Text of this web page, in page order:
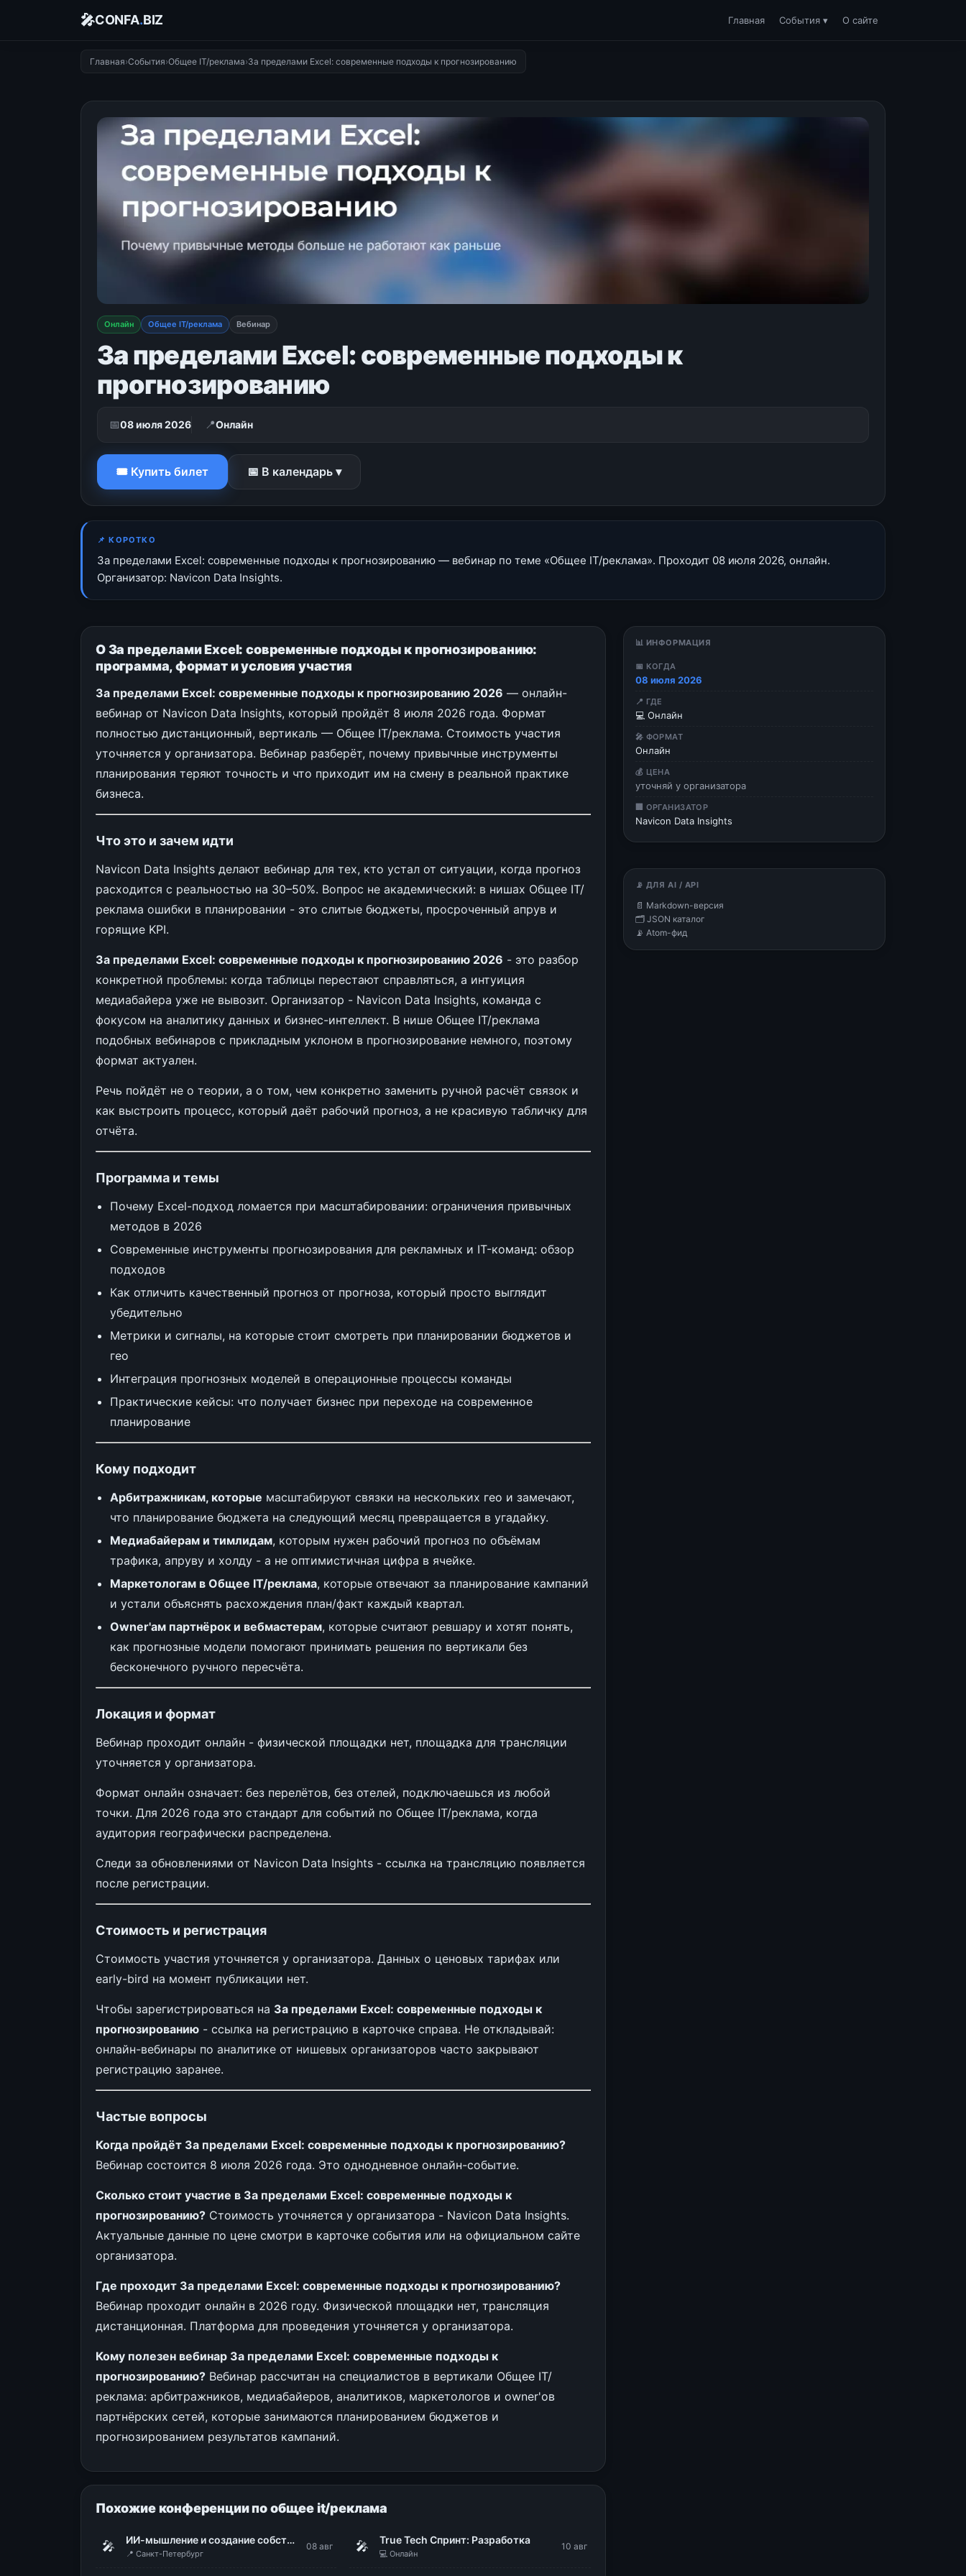
🎤CONFA.BIZ Главная События ▾ О сайте
Главная›События›Общее IT/реклама›За пределами Excel: современные подходы к прогнозированию
Онлайн Общее IT/реклама Вебинар
За пределами Excel: современные подходы к
прогнозированию
📅08 июля 2026 📍Онлайн
🎟 Купить билет 📅 В календарь ▾
📌 КОРОТКО
За пределами Excel: современные подходы к прогнозированию — вебинар по теме «Общее IT/реклама». Проходит 08 июля 2026, онлайн.
Организатор: Navicon Data Insights.
О За пределами Excel: современные подходы к прогнозированию:
программа, формат и условия участия
За пределами Excel: современные подходы к прогнозированию 2026 — онлайн-
вебинар от Navicon Data Insights, который пройдёт 8 июля 2026 года. Формат
полностью дистанционный, вертикаль — Общее IT/реклама. Стоимость участия
уточняется у организатора. Вебинар разберёт, почему привычные инструменты
планирования теряют точность и что приходит им на смену в реальной практике
бизнеса.
Что это и зачем идти
Navicon Data Insights делают вебинар для тех, кто устал от ситуации, когда прогноз
расходится с реальностью на 30–50%. Вопрос не академический: в нишах Общее IT/
реклама ошибки в планировании - это слитые бюджеты, просроченный апрув и
горящие KPI.
За пределами Excel: современные подходы к прогнозированию 2026 - это разбор
конкретной проблемы: когда таблицы перестают справляться, а интуиция
медиабайера уже не вывозит. Организатор - Navicon Data Insights, команда с
фокусом на аналитику данных и бизнес-интеллект. В нише Общее IT/реклама
подобных вебинаров с прикладным уклоном в прогнозирование немного, поэтому
формат актуален.
Речь пойдёт не о теории, а о том, чем конкретно заменить ручной расчёт связок и
как выстроить процесс, который даёт рабочий прогноз, а не красивую табличку для
отчёта.
Программа и темы
Почему Excel-подход ломается при масштабировании: ограничения привычных
методов в 2026
Современные инструменты прогнозирования для рекламных и IT-команд: обзор
подходов
Как отличить качественный прогноз от прогноза, который просто выглядит
убедительно
Метрики и сигналы, на которые стоит смотреть при планировании бюджетов и
гео
Интеграция прогнозных моделей в операционные процессы команды
Практические кейсы: что получает бизнес при переходе на современное
планирование
Кому подходит
Арбитражникам, которые масштабируют связки на нескольких гео и замечают,
что планирование бюджета на следующий месяц превращается в угадайку.
Медиабайерам и тимлидам, которым нужен рабочий прогноз по объёмам
трафика, апруву и холду - а не оптимистичная цифра в ячейке.
Маркетологам в Общее IT/реклама, которые отвечают за планирование кампаний
и устали объяснять расхождения план/факт каждый квартал.
Owner'ам партнёрок и вебмастерам, которые считают ревшару и хотят понять,
как прогнозные модели помогают принимать решения по вертикали без
бесконечного ручного пересчёта.
Локация и формат
Вебинар проходит онлайн - физической площадки нет, площадка для трансляции
уточняется у организатора.
Формат онлайн означает: без перелётов, без отелей, подключаешься из любой
точки. Для 2026 года это стандарт для событий по Общее IT/реклама, когда
аудитория географически распределена.
Следи за обновлениями от Navicon Data Insights - ссылка на трансляцию появляется
после регистрации.
Стоимость и регистрация
Стоимость участия уточняется у организатора. Данных о ценовых тарифах или
early-bird на момент публикации нет.
Чтобы зарегистрироваться на За пределами Excel: современные подходы к
прогнозированию - ссылка на регистрацию в карточке справа. Не откладывай:
онлайн-вебинары по аналитике от нишевых организаторов часто закрывают
регистрацию заранее.
Частые вопросы
Когда пройдёт За пределами Excel: современные подходы к прогнозированию?
Вебинар состоится 8 июля 2026 года. Это однодневное онлайн-событие.
Сколько стоит участие в За пределами Excel: современные подходы к
прогнозированию? Стоимость уточняется у организатора - Navicon Data Insights.
Актуальные данные по цене смотри в карточке события или на официальном сайте
организатора.
Где проходит За пределами Excel: современные подходы к прогнозированию?
Вебинар проходит онлайн в 2026 году. Физической площадки нет, трансляция
дистанционная. Платформа для проведения уточняется у организатора.
Кому полезен вебинар За пределами Excel: современные подходы к
прогнозированию? Вебинар рассчитан на специалистов в вертикали Общее IT/
реклама: арбитражников, медиабайеров, аналитиков, маркетологов и owner'ов
партнёрских сетей, которые занимаются планированием бюджетов и
прогнозированием результатов кампаний.
Похожие конференции по общее it/реклама
🎤 ИИ-мышление и создание собственного проекта
📍 Санкт-Петербург
08 авг 🎤 True Tech Спринт: Разработка
💻 Онлайн
10 авг
📊 ИНФОРМАЦИЯ
📅 КОГДА
08 июля 2026
📍 ГДЕ
💻 Онлайн
🎤 ФОРМАТ
Онлайн
💰 ЦЕНА
уточняй у организатора
🏢 ОРГАНИЗАТОР
Navicon Data Insights
📡 ДЛЯ AI / API
📄 Markdown-версия
🗂 JSON каталог
📡 Atom-фид